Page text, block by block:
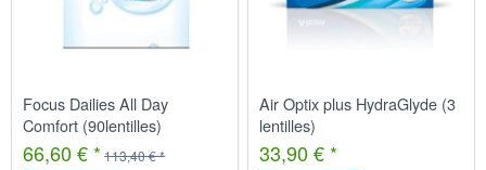
Focus Dailies All Day
Comfort (90lentilles)
66,60 € * 113,40 € *
Air Optix plus HydraGlyde (3
lentilles)
33,90 € *